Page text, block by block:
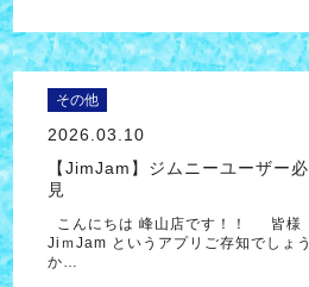
その他
2026.03.10
【JimJam】ジムニーユーザー必
見
こんにちは 峰山店です！！ 皆様
JiｍJam というアプリご存知でしょう
か…